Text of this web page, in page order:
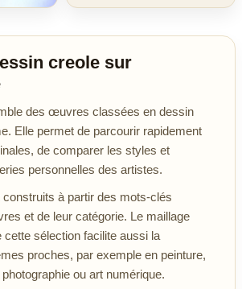
creole sur
des œuvres classées en dessin
Elle permet de parcourir rapidement
de comparer les styles et
personnelles des artistes.
à partir des mots-clés
et de leur catégorie. Le maillage
cette sélection facilite aussi la
proches, par exemple en peinture,
ou art numérique.